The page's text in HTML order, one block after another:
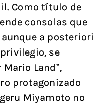
Como título de
consolas que
a posteriori
se
Land”,
protagonizado
Miyamoto no